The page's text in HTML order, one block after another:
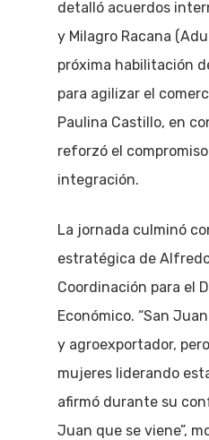
detalló acuerdos
y Milagro Racana
próxima habilitación
para agilizar el
Paulina Castillo, en
reforzó el
integración.
La jornada culminó
estratégica de
Coordinación para el
Económico. “San
y agroexportador,
mujeres liderando
afirmó durante su
Juan que se viene”,